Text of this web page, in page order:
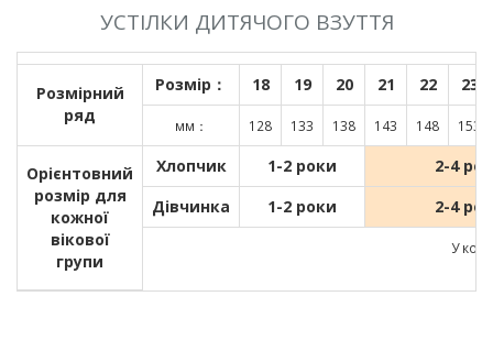
УСТІЛКИ ДИТЯЧОГО ВЗУТТЯ
Розмірний
ряд
Розмір： 18 19 20 21 22 23
мм： 128 133 138 143 148 153
Орієнтовний
розмір для
кожної
вікової
групи
Хлопчик 1-2 роки
2-4
Дівчинка
1-2 роки 2-4
У